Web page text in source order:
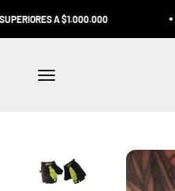
A $1.000.000
Abrir menú de navegación